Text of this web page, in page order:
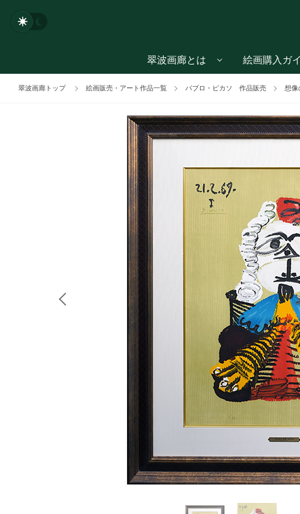
翠波画廊とは 絵画購入ガ
翠波画廊トップ 絵画販売・アート作品一覧 パブロ・ピカソ 作品販売 想像